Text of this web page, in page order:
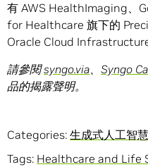
有 AWS HealthImaging、
for Healthcare 旗下的
Oracle Cloud Infrastructure
請參閱syngo.via、 Syngo
品的揭露聲明。
Categories: 生成式人工智慧
Tags: Healthcare and Life